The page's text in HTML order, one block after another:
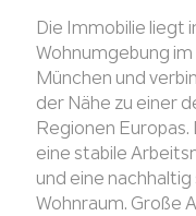
Die Immobilie liegt
Wohnumgebung
München und
der Nähe zu einer
Regionen
eine stabile
und eine
Wohnraum. Große